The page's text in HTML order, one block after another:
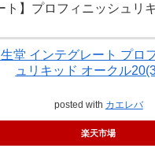
】プロフィニッシュリ
堂 インテグレート プロ
ュリキッド オークル
posted with カエレバ
楽天市場